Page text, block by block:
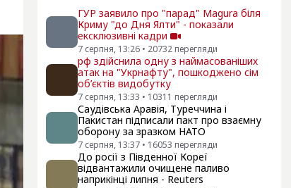
ГУР заявило про "парад" Magura біля
Криму "до Дня Ялти" - показали
ексклюзивні кадри
7 серпня, 13:26 • 20732 перегляди
рф здійснила одну з наймасованіших
атак на "Укрнафту", пошкоджено сім
об’єктів видобутку
7 серпня, 13:33 • 10311 перегляди
Саудівська Аравія, Туреччина і
Пакистан підписали пакт про взаємну
оборону за зразком НАТО
7 серпня, 13:37 • 16053 перегляди
До росії з Південної Кореї
відвантажили очищене паливо
наприкінці липня - Reuters